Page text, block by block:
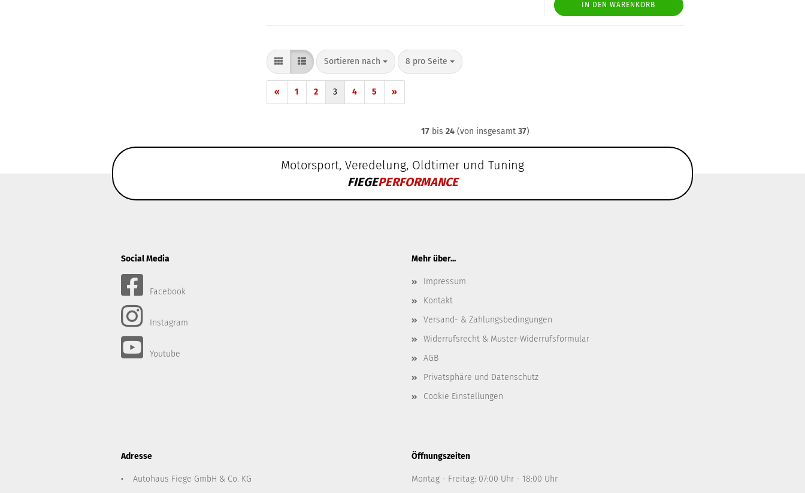
IN DEN WARENKORB
Sortieren nach
Sortieren nach 8 pro Seite
pro Seite
« 1 2 3 4 5 »
17bis 24(von insgesamt 37)
Motorsport, Veredelung, Oldtimer und Tuning
FIEGEPERFORMANCE
Social Media
Facebook
Instagram
Youtube
Mehr über...
Impressum
Kontakt
Versand- & Zahlungsbedingungen
Widerrufsrecht & Muster-Widerrufsformular
AGB
Privatsphäre und Datenschutz
Cookie Einstellungen
Adresse
Autohaus Fiege GmbH & Co. KG
Öffnungszeiten
Montag - Freitag: 07:00 Uhr - 18:00 Uhr